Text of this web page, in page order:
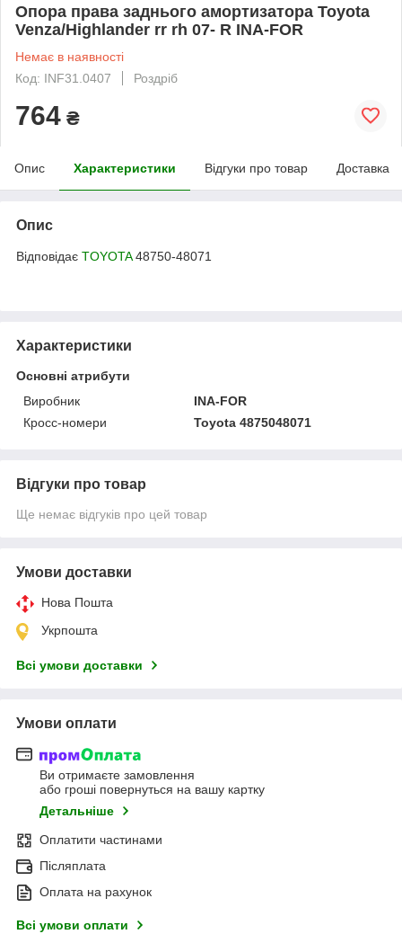
Опора права заднього амортизатора Toyota
Venza/Highlander rr rh 07- R INA-FOR
Немає в наявності
Код: INF31.0407
Роздріб
764 ₴
Опис Характеристики Відгуки про товар Доставка
Опис
Відповідає TOYOTA48750-48071
Характеристики
Основні атрибути
Виробник
INA-FOR
Кросс-номери
Toyota 4875048071
Відгуки про товар
Ще немає відгуків про цей товар
Умови доставки
Нова Пошта
Укрпошта
Всі умови доставки
Умови оплати
Ви отримаєте замовлення
або гроші повернуться на вашу картку
Детальніше
Оплатити частинами
Післяплата
Оплата на рахунок
Всі умови оплати